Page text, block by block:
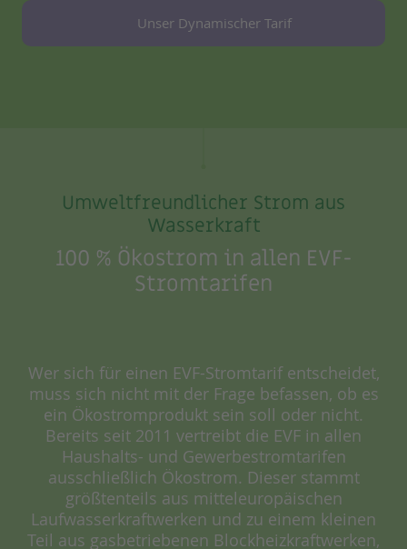
Unser Dynamischer Tarif
Umweltfreundlicher Strom aus
Wasserkraft
100 % Ökostrom in allen EVF-
Stromtarifen
Wer sich für einen EVF-Stromtarif entscheidet,
muss sich nicht mit der Frage befassen, ob es
ein Ökostromprodukt sein soll oder nicht.
Bereits seit 2011 vertreibt die EVF in allen
Haushalts- und Gewerbestromtarifen
ausschließlich Ökostrom. Dieser stammt
größtenteils aus mitteleuropäischen
Laufwasserkraftwerken und zu einem kleinen
Teil aus gasbetriebenen Blockheizkraftwerken,